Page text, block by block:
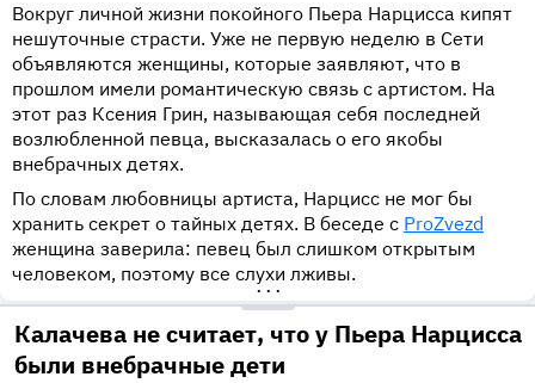
Вокруг личной жизни покойного Пьера Нарцисса кипят
нешуточные страсти. Уже не первую неделю в Сети
объявляются женщины, которые заявляют, что в
прошлом имели романтическую связь с артистом. На
этот раз Ксения Грин​, называющая себя последней
возлюбленной певца, высказалась о его якобы
внебрачных детях.
По словам любовницы артиста, Нарцисс не мог бы
хранить секрет о тайных детях. В беседе с ProZvezd
женщина заверила: певец был слишком открытым
человеком, поэтому все слухи лживы.
•••
Калачева не считает, что у Пьера Нарцисса
были внебрачные дети